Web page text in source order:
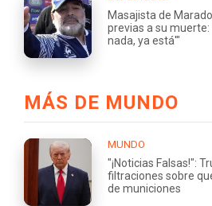
Masajista de
previas a su
nada, ya está'"
MÁS DE MUNDO
MUNDO
"¡Noticias Falsas!":
filtraciones sobre
de municiones